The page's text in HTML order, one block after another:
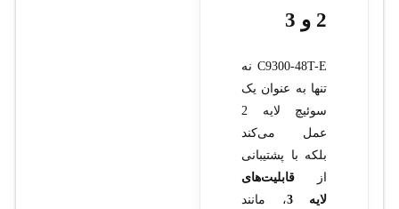
2 و 3
C9300-48T-E نه
تنها به عنوان یک
سوئیچ لایه 2
عمل می‌کند
بلکه با پشتیبانی
از قابلیت‌های
لایه 3 ، مانند